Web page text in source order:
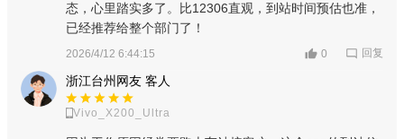
态，心里踏实多了。比12306直观，到站时间预估也准，
已经推荐给整个部门了！
2026/4/12 6:44:15 0 回复
浙江台州网友 客人
Vivo_X200_Ultra